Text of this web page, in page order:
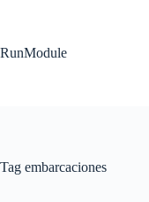
RunModule
Tag embarcaciones